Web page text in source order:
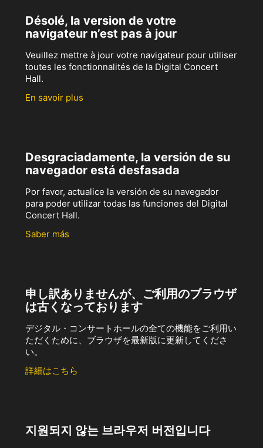
Désolé, la version de votre
navigateur n’est pas à jour
Veuillez mettre à jour votre navigateur pour utiliser
toutes les fonctionnalités de la Digital Concert
Hall.
En savoir plus
Desgraciadamente, la versión de su
navegador está desfasada
Por favor, actualice la versión de su navegador
para poder utilizar todas las funciones del Digital
Concert Hall.
Saber más
申し訳ありませんが、ご利用のブラウザ
は古くなっております
デジタル・コンサートホールの全ての機能をご利用い
ただくために、ブラウザを最新版に更新してくださ
い。
詳細はこちら
지원되지 않는 브라우저 버전입니다